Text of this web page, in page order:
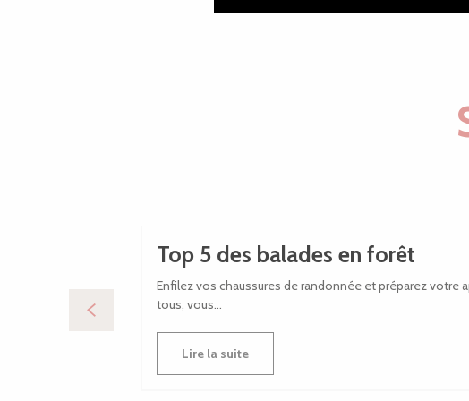
Top 5 des balades en forêt
Enfilez vos chaussures de randonnée et préparez votre
tous, vous...
Lire la suite